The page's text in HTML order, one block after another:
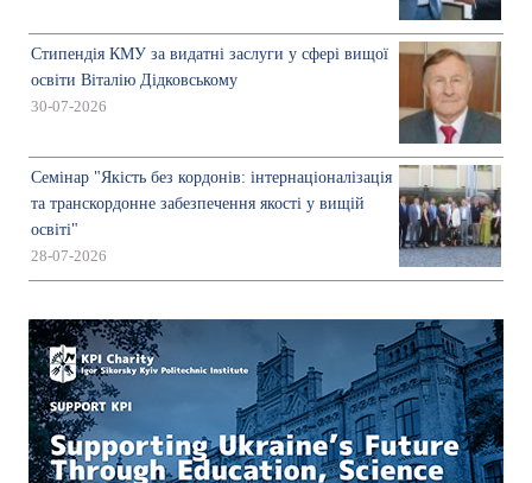
Стипендія КМУ за видатні заслуги у сфері вищої
освіти Віталію Дідковському
30-07-2026
Семінар "Якість без кордонів: інтернаціоналізація
та транскордонне забезпечення якості у вищій
освіті"
28-07-2026